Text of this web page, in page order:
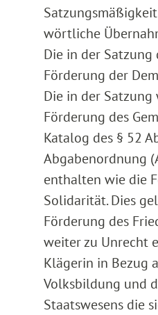
wörtliche
Die in der Satzung
Förderung der
Die in der
Förderung des
Katalog des § 52
Abgabenordnung
enthalten wie die
Solidarität. Dies
Förderung des
weiter zu Unrecht
Klägerin in Bezug
Volksbildung und
Staatswesens die